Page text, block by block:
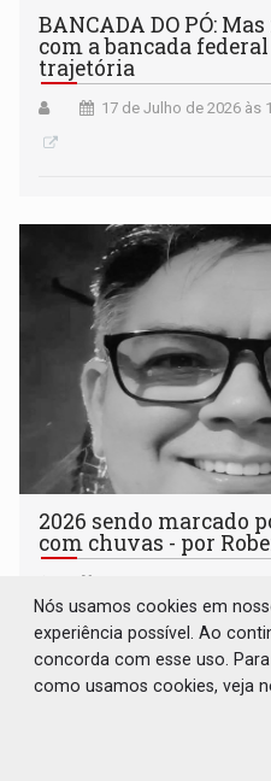
BANCADA DO PÓ:
com a bancada
trajetória
17 de Julho de 2026 às
2026 sendo marcado
com chuvas - por
Nós usamos cookies em
experiência possível. Ao
concorda com esse uso.
como usamos cookies, veja